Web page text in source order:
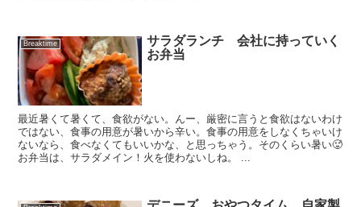
Breaktime
サラダランチ 会社に持っていく
お弁当
最近暑くて暑くて、食欲がない。んー、厳密に言うと食欲はないわけ
ではない、食事の用意が暑いから辛い。食事の用意をしなくちゃいけ
ないなら、食べなくてもいいかな、と思っちゃう。そのくらい暑い🥵
お弁当は、サラダメイン！火を使わないしね。 ...